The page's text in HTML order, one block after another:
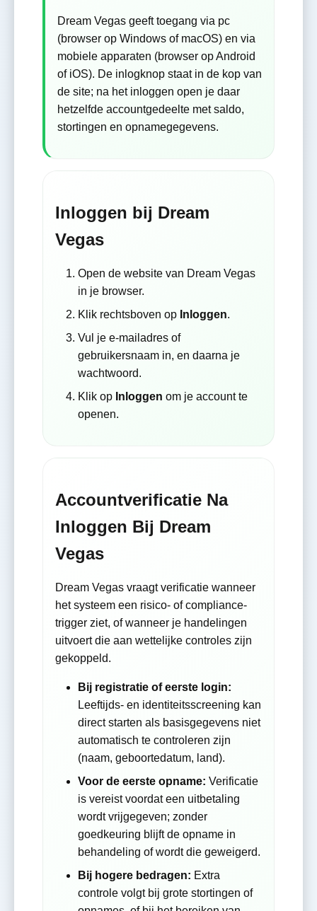
Dream Vegas geeft toegang via pc
(browser op Windows of macOS) en via
mobiele apparaten (browser op Android
of iOS). De inlogknop staat in de kop van
de site; na het inloggen open je daar
hetzelfde accountgedeelte met saldo,
stortingen en opnamegegevens.
Inloggen bij Dream
Vegas
Open de website van Dream Vegas
in je browser.
Klik rechtsboven op Inloggen.
Vul je e-mailadres of
gebruikersnaam in, en daarna je
wachtwoord.
Klik op Inloggen om je account te
openen.
Accountverificatie Na
Inloggen Bij Dream
Vegas
Dream Vegas vraagt verificatie wanneer
het systeem een risico- of compliance-
trigger ziet, of wanneer je handelingen
uitvoert die aan wettelijke controles zijn
gekoppeld.
Bij registratie of eerste login:
Leeftijds- en identiteitsscreening kan
direct starten als basisgegevens niet
automatisch te controleren zijn
(naam, geboortedatum, land).
Voor de eerste opname: Verificatie
is vereist voordat een uitbetaling
wordt vrijgegeven; zonder
goedkeuring blijft de opname in
behandeling of wordt die geweigerd.
Bij hogere bedragen: Extra
controle volgt bij grote stortingen of